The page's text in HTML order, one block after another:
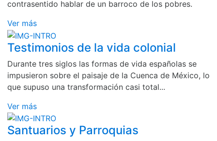
contrasentido hablar de un barroco de los pobres.
Ver más
Testimonios de la vida colonial
Durante tres siglos las formas de vida españolas se
impusieron sobre el paisaje de la Cuenca de México, lo
que supuso una transformación casi total...
Ver más
Santuarios y Parroquias